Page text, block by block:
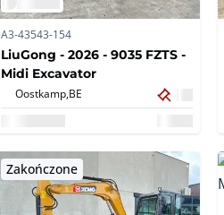
A3-43543-154
LiuGong - 2026 - 9035 FZTS -
Midi Excavator
Oostkamp, BE
Zakończone